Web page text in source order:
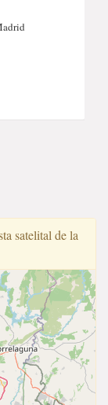
satelital de la